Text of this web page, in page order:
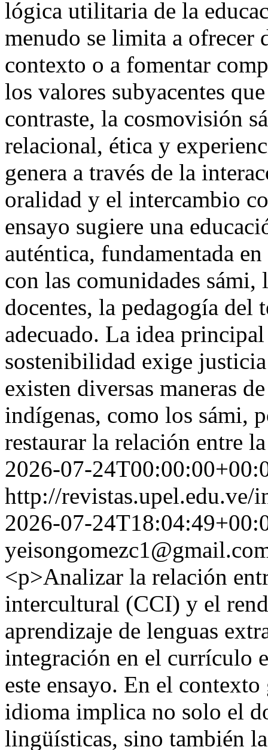
lógica utilitaria de la
menudo se limita a ofrecer
contexto o a fomentar
los valores subyacentes
contraste, la cosmovisión
relacional, ética y
genera a través de la
oralidad y el intercambio
ensayo sugiere una
auténtica, fundamentada
con las comunidades
docentes, la pedagogía
adecuado. La idea
sostenibilidad exige
existen diversas maneras
indígenas, como los sámi,
restaurar la relación entre
2026-07-
http://
2026-07-
<p>Analizar la relación
intercultural (CCI) y el
aprendizaje de lenguas
integración en el currículo
este ensayo. En el
idioma implica no solo el
lingüísticas, sino también